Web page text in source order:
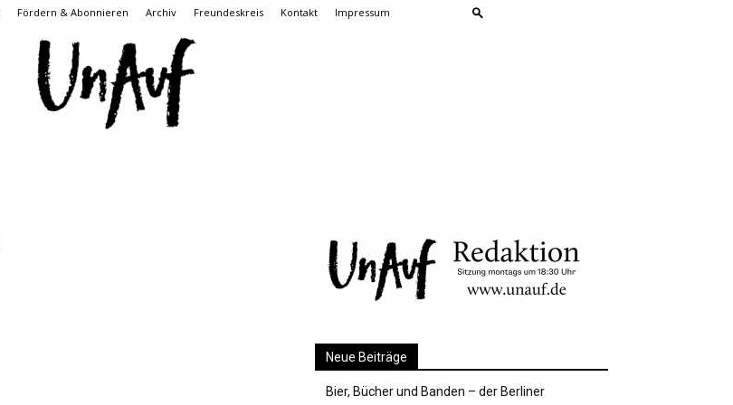
Fördern & Abonnieren Archiv Freundeskreis Kontakt Impressum
Neue Beiträge
Bier, Bücher und Banden – der Berliner